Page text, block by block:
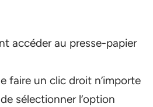
accéder au presse-papier
faire un clic droit n’importe
sélectionner l’option